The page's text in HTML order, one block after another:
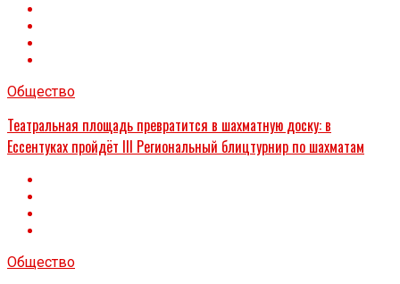
Общество
Театральная площадь превратится в шахматную доску: в
Ессентуках пройдёт III Региональный блицтурнир по шахматам
Общество